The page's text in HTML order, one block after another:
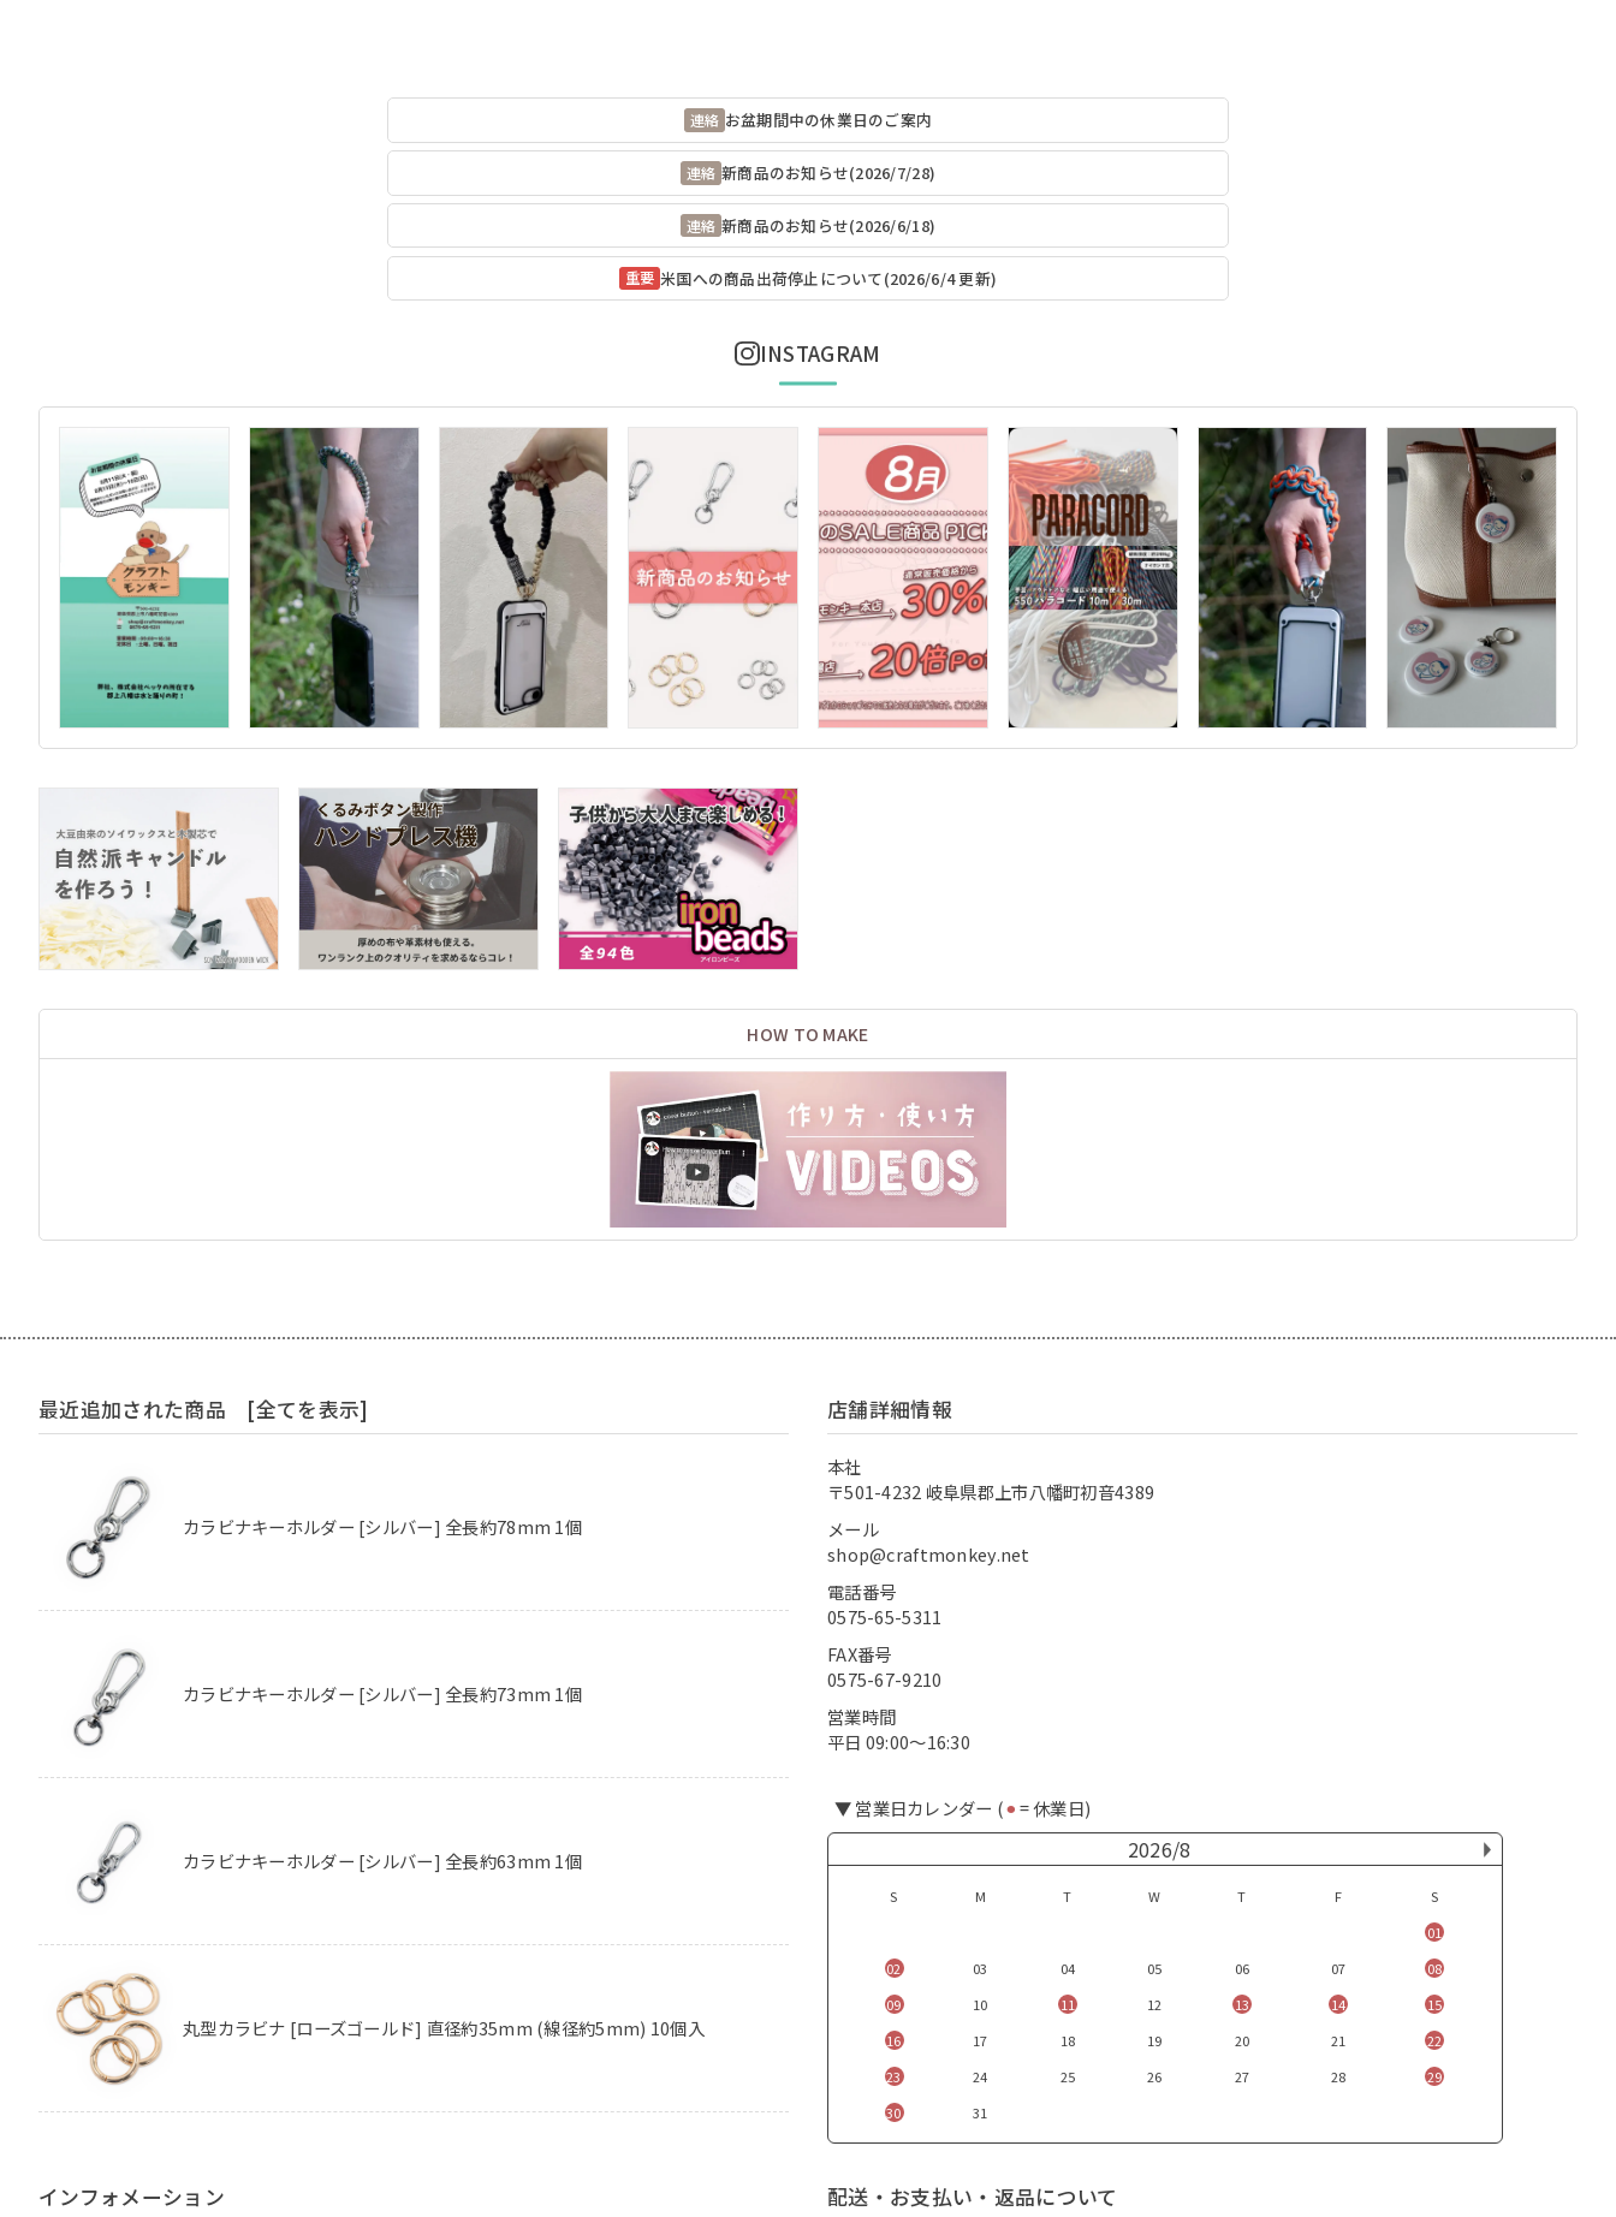
連絡 お盆期間中の休業日のご案内
連絡 新商品のお知らせ(2026/7/28)
連絡 新商品のお知らせ(2026/6/18)
重要 米国への商品出荷停止について(2026/6/4 更新)
INSTAGRAM
HOW TO MAKE
最近追加された商品 [全てを表示]
カラビナキーホルダー [シルバー] 全長約78mm 1個
カラビナキーホルダー [シルバー] 全長約73mm 1個
カラビナキーホルダー [シルバー] 全長約63mm 1個
丸型カラビナ [ローズゴールド] 直径約35mm (線径約5mm) 10個入
インフォメーション
店舗詳細情報
本社
〒501-4232 岐阜県郡上市八幡町初音4389
メール
shop@craftmonkey.net
電話番号
0575-65-5311
FAX番号
0575-67-9210
営業時間
平日 09:00〜16:30
▼ 営業日カレンダー (⚫︎= 休業日)
2026/8
S M T W T F
S
01
02
03 04 05 06 07
08
09
10 11 12 13 14
15
16
17 18 19 20 21
22
23
24 25 26 27 28
29
30
31
配送・お支払い・返品について